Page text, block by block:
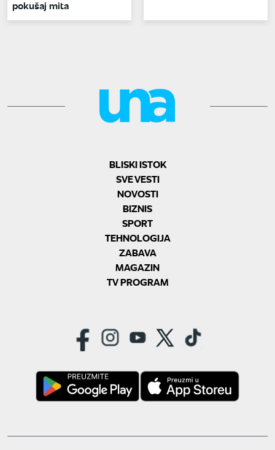
pokušaj mita
BLISKI ISTOK
SVE VESTI
NOVOSTI
BIZNIS
SPORT
TEHNOLOGIJA
ZABAVA
MAGAZIN
TV PROGRAM